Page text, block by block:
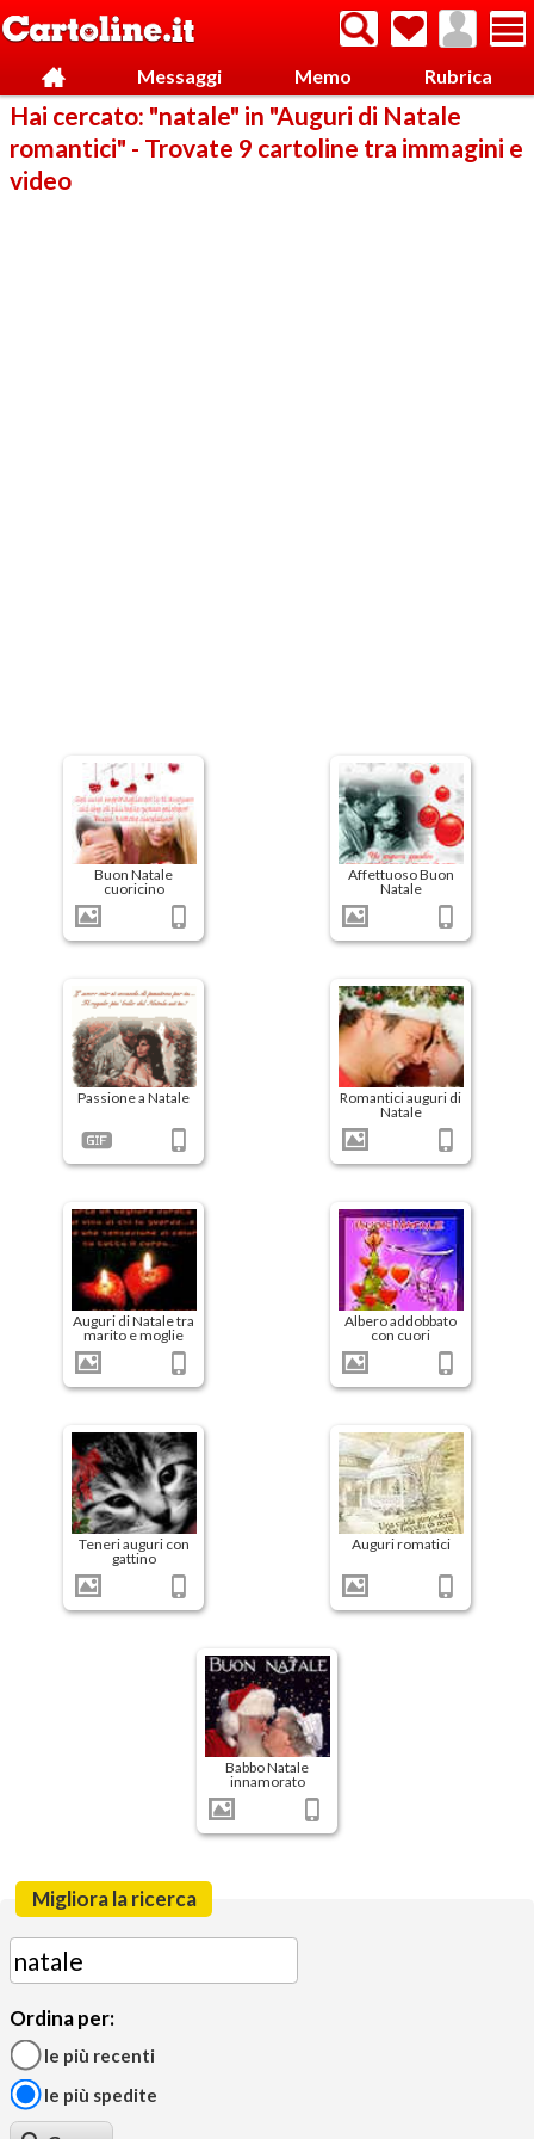
Messaggi Memo Rubrica
Hai cercato: "natale" in "Auguri di Natale
romantici" - Trovate 9 cartoline tra immagini e
video
Buon Natale
cuoricino
Affettuoso Buon
Natale
Passione a Natale
Romantici auguri di
Natale
Auguri di Natale tra
marito e moglie
Albero addobbato
con cuori
Teneri auguri con
gattino
Auguri romatici
Babbo Natale
innamorato
Migliora la ricerca
Ordina per:
le più recenti
le più spedite